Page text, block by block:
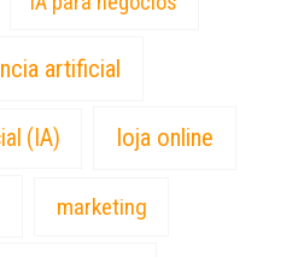
artificial
(IA) loja online
marketing